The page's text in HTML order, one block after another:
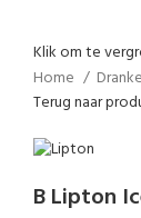
Klik om te
Home
Terug naar
B Lipton